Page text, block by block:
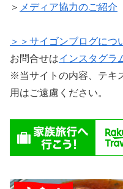
＞ メディア協力のご紹介
＞＞サイゴンブログにつ
お問合せはインスタグラ
※当サイトの内容、テキ
用はご遠慮ください。